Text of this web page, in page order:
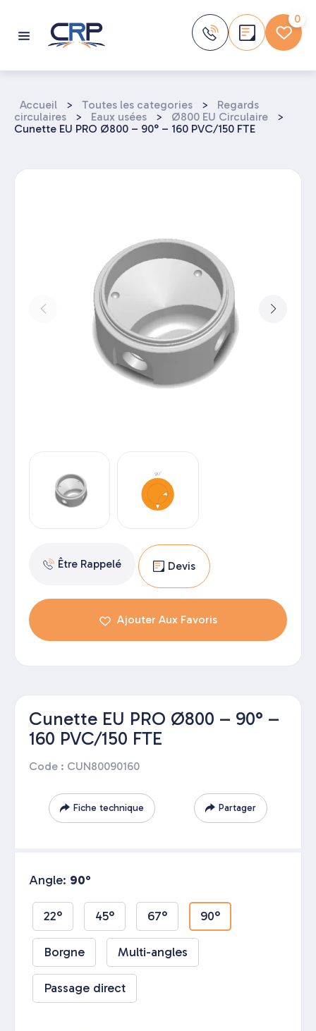
contenu
0
Accueil > Toutes les categories >
Regards
circulaires
> Eaux usées > Ø800 EU Circulaire
>
Cunette EU PRO Ø800 – 90° – 160 PVC/150 FTE
Être Rappelé Devis
Ajouter Aux Favoris
Cunette EU PRO Ø800 – 90° –
160 PVC/150 FTE
Code : CUN80090160
Fiche technique Partager
Angle: 90°
22° 45° 67° 90°
Borgne Multi-angles
Passage direct